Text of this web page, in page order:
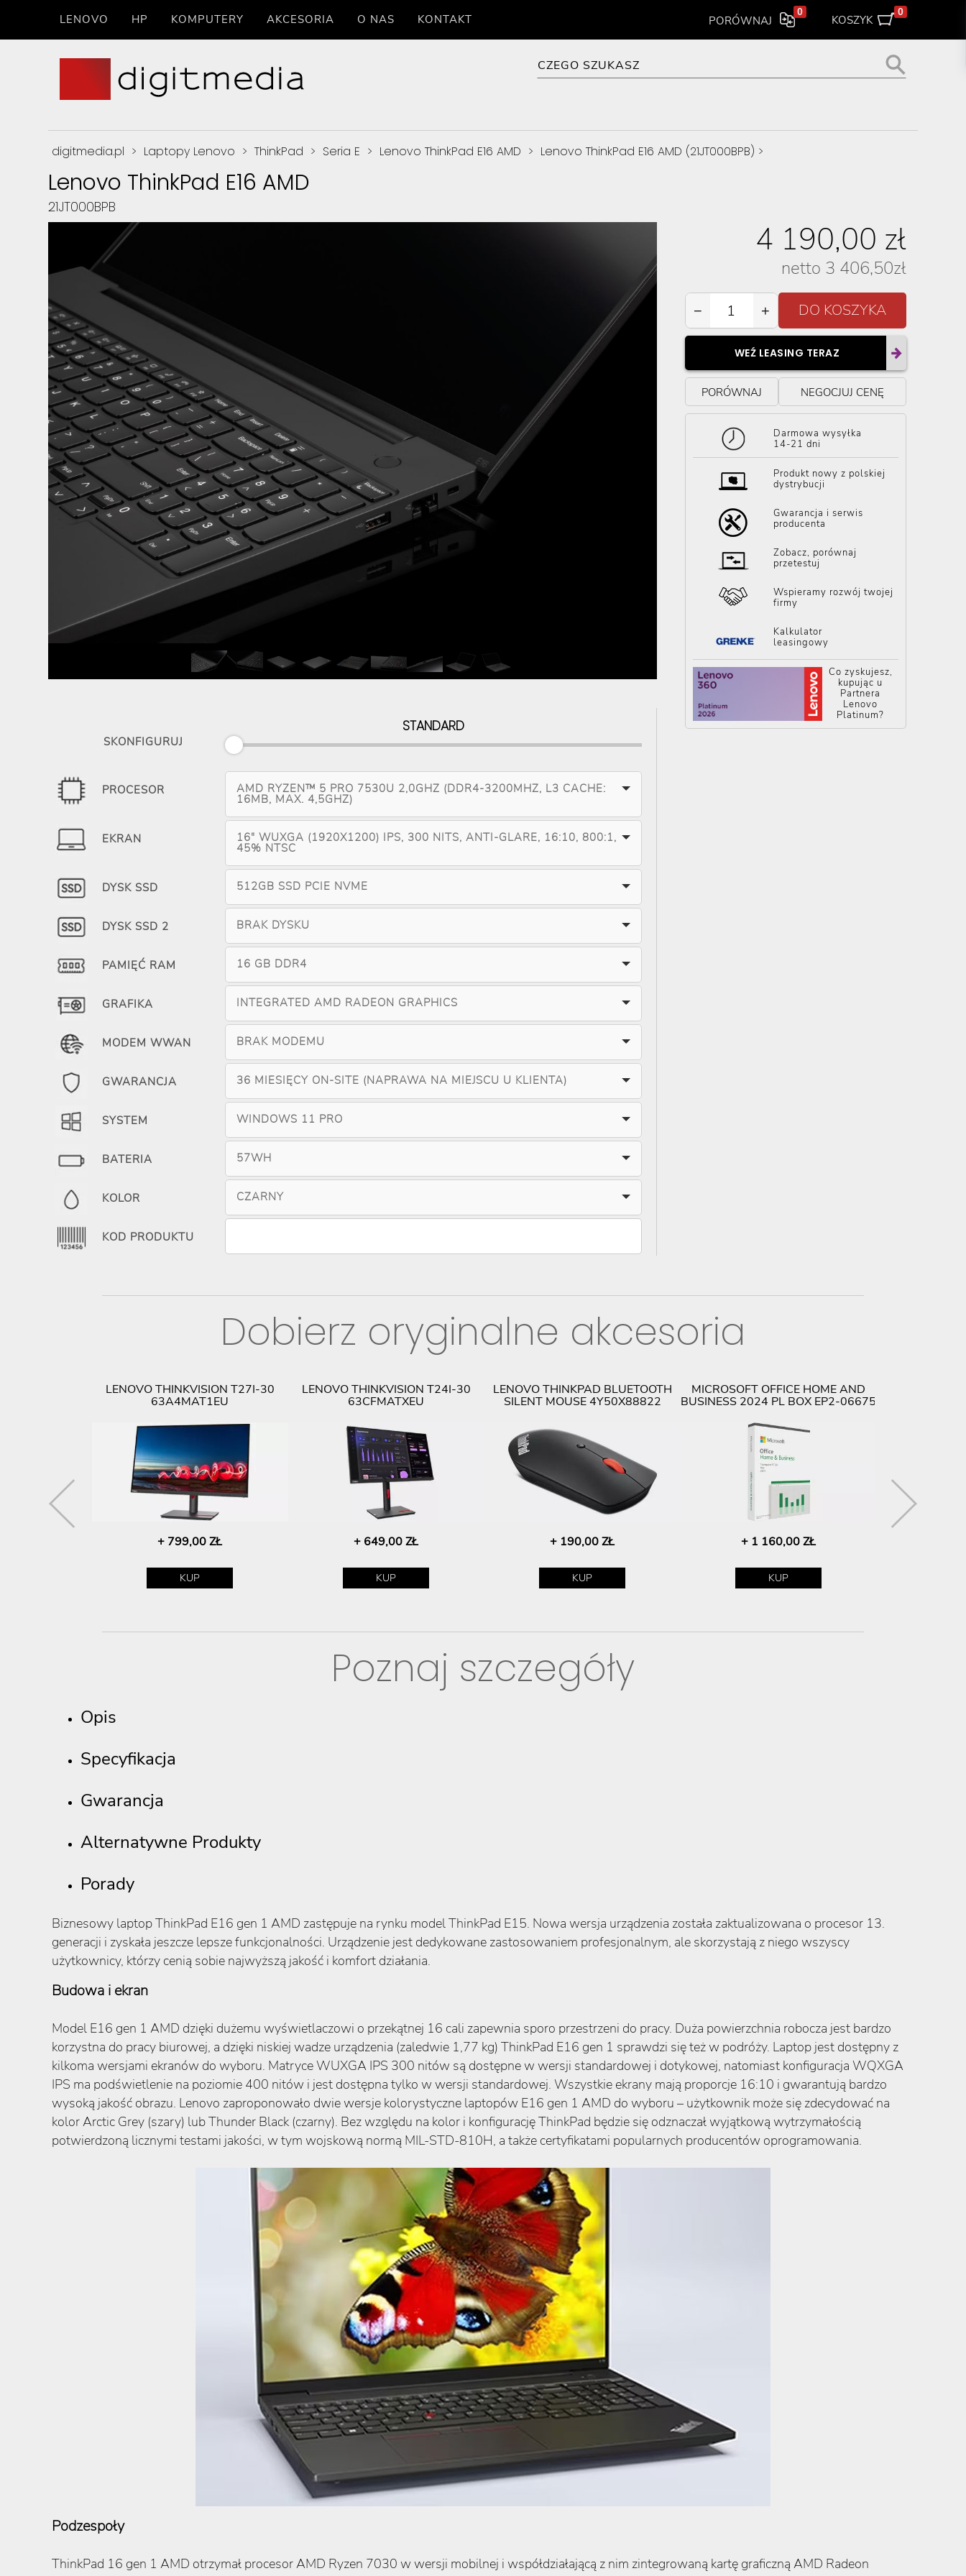
LENOVO HP KOMPUTERY AKCESORIA O NAS KONTAKT PORÓWNAJ
0
KOSZYK
0
digitmedia.pl > Laptopy Lenovo > ThinkPad > Seria E > Lenovo ThinkPad E16 AMD > Lenovo ThinkPad E16 AMD (21JT000BPB) >
Lenovo ThinkPad E16 AMD
21JT000BPB
4 190,00 zł
netto 3 406,50zł
− +
WEŹ LEASING TERAZ
PORÓWNAJ NEGOCJUJ CENĘ
Darmowa wysyłka
14-21 dni
Produkt nowy z polskiej
dystrybucji
Gwarancja i serwis
producenta
Zobacz, porównaj
przetestuj
Wspieramy rozwój twojej
firmy
Kalkulator
leasingowy
Co zyskujesz,
kupując u
Partnera
Lenovo
Platinum?
SKONFIGURUJ
STANDARD
PROCESOR AMD RYZEN™ 5 PRO 7530U 2,0GHZ (DDR4-3200MHZ, L3 CACHE:
16MB, MAX. 4,5GHZ)
EKRAN 16" WUXGA (1920X1200) IPS, 300 NITS, ANTI-GLARE, 16:10, 800:1,
45% NTSC
DYSK SSD 512GB SSD PCIE NVME
DYSK SSD 2 BRAK DYSKU
PAMIĘĆ RAM 16 GB DDR4
GRAFIKA INTEGRATED AMD RADEON GRAPHICS
MODEM WWAN BRAK MODEMU
GWARANCJA 36 MIESIĘCY ON-SITE (NAPRAWA NA MIEJSCU U KLIENTA)
SYSTEM WINDOWS 11 PRO
BATERIA 57WH
KOLOR CZARNY
KOD PRODUKTU
Dobierz oryginalne akcesoria
LENOVO THINKVISION T27I-30
63A4MAT1EU
+ 799,00 ZŁ
KUP
LENOVO THINKVISION T24I-30
63CFMATXEU
+ 649,00 ZŁ
KUP
LENOVO THINKPAD BLUETOOTH
SILENT MOUSE 4Y50X88822
+ 190,00 ZŁ
KUP
MICROSOFT OFFICE HOME AND
BUSINESS 2024 PL BOX EP2-06675
+ 1 160,00 ZŁ
KUP
Poznaj szczegóły
Opis
Specyfikacja
Gwarancja
Alternatywne Produkty
Porady
Biznesowy laptop ThinkPad E16 gen 1 AMD zastępuje na rynku model ThinkPad E15. Nowa wersja urządzenia została zaktualizowana o procesor 13.
generacji i zyskała jeszcze lepsze funkcjonalności. Urządzenie jest dedykowane zastosowaniem profesjonalnym, ale skorzystają z niego wszyscy
użytkownicy, którzy cenią sobie najwyższą jakość i komfort działania.
Budowa i ekran
Model E16 gen 1 AMD dzięki dużemu wyświetlaczowi o przekątnej 16 cali zapewnia sporo przestrzeni do pracy. Duża powierzchnia robocza jest bardzo
korzystna do pracy biurowej, a dzięki niskiej wadze urządzenia (zaledwie 1,77 kg) ThinkPad E16 gen 1 sprawdzi się też w podróży. Laptop jest dostępny z
kilkoma wersjami ekranów do wyboru. Matryce WUXGA IPS 300 nitów są dostępne w wersji standardowej i dotykowej, natomiast konfiguracja WQXGA
IPS ma podświetlenie na poziomie 400 nitów i jest dostępna tylko w wersji standardowej. Wszystkie ekrany mają proporcje 16:10 i gwarantują bardzo
wysoką jakość obrazu. Lenovo zaproponowało dwie wersje kolorystyczne laptopów E16 gen 1 AMD do wyboru – użytkownik może się zdecydować na
kolor Arctic Grey (szary) lub Thunder Black (czarny). Bez względu na kolor i konfigurację ThinkPad będzie się odznaczał wyjątkową wytrzymałością
potwierdzoną licznymi testami jakości, w tym wojskową normą MIL-STD-810H, a także certyfikatami popularnych producentów oprogramowania.
Podzespoły
ThinkPad 16 gen 1 AMD otrzymał procesor AMD Ryzen 7030 w wersji mobilnej i współdziałającą z nim zintegrowaną kartę graficzną AMD Radeon